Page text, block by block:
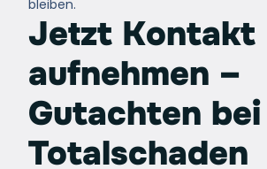
bleiben.
Jetzt Kontakt
aufnehmen –
Gutachten bei
Totalschaden